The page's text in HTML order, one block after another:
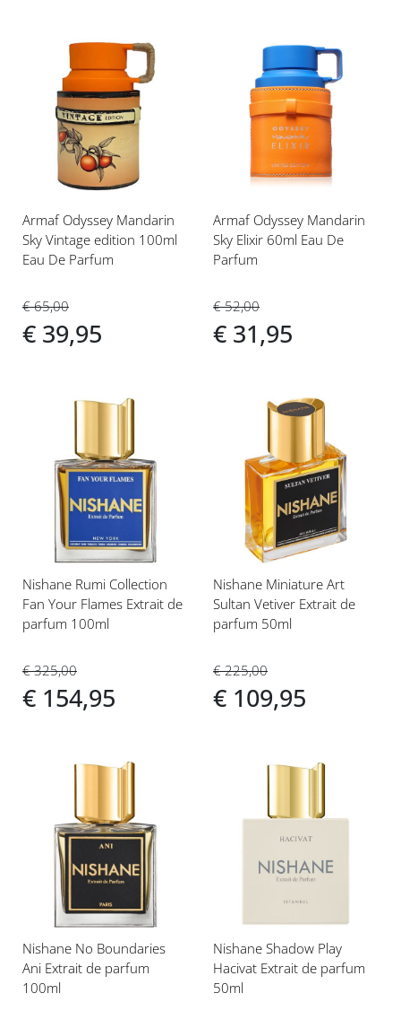
Voeg
toe
aan
verlanglijst
Armaf Odyssey Mandarin
Sky Vintage edition 100ml
Eau De Parfum
€ 65,00
€ 39,95
Voeg
toe
aan
verlanglijst
Armaf Odyssey Mandarin
Sky Elixir 60ml Eau De
Parfum
€ 52,00
€ 31,95
toe
aan
verlanglijst
Nishane Rumi Collection
Fan Your Flames Extrait de
parfum 100ml
€ 325,00
€ 154,95
toe
aan
verlanglijst
Nishane Miniature Art
Sultan Vetiver Extrait de
parfum 50ml
€ 225,00
€ 109,95
toe
aan
verlanglijst
Nishane No Boundaries
Ani Extrait de parfum
100ml
toe
verlanglijst
Nishane Shadow Play
Hacivat Extrait de parfum
50ml